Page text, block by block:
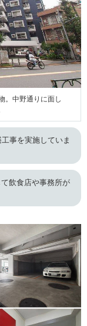
。中野通りに面し
事を実施していま
飲食店や事務所が